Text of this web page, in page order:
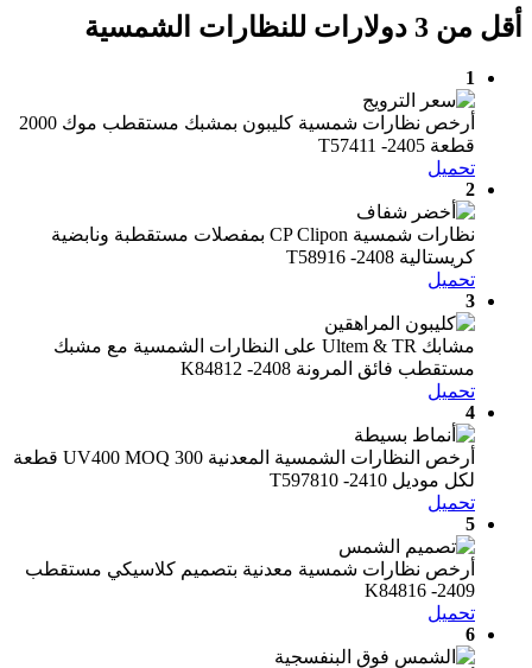
أقل من 3 دولارات للنظارات الشمسية
1
أرخص نظارات شمسية كليبون بمشبك مستقطب موك 2000
قطعة T57411 -2405
تحميل
2
نظارات شمسية CP Clipon بمفصلات مستقطبة ونابضية
كريستالية T58916 -2408
تحميل
3
مشابك Ultem & TR على النظارات الشمسية مع مشبك
مستقطب فائق المرونة K84812 -2408
تحميل
4
أرخص النظارات الشمسية المعدنية UV400 MOQ 300 قطعة
لكل موديل T597810 -2410
تحميل
5
أرخص نظارات شمسية معدنية بتصميم كلاسيكي مستقطب
K84816 -2409
تحميل
6